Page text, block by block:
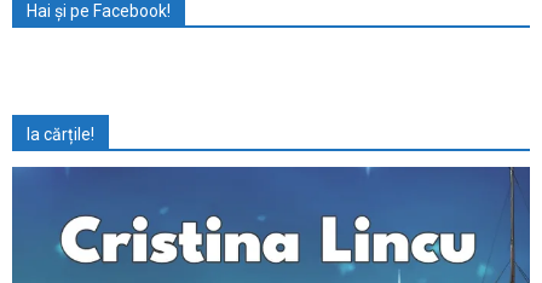
Hai și pe Facebook!
Ia cărțile!